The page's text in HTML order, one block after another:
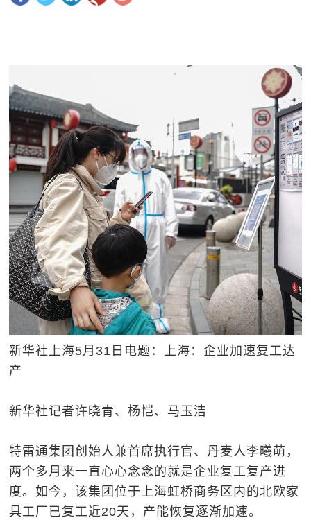
新华社上海5月31日电题：上海：企业加速复工达
产
新华社记者许晓青、杨恺、马玉洁
特雷通集团创始人兼首席执行官、丹麦人李曦萌，
两个多月来一直心心念念的就是企业复工复产进
度。如今，该集团位于上海虹桥商务区内的北欧家
具工厂已复工近20天，产能恢复逐渐加速。